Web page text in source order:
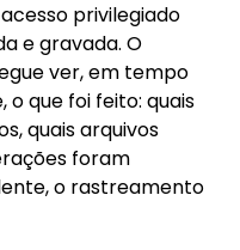
privilegiado
e gravada. O
ver, em tempo
que foi feito: quais
quais arquivos
foram
o rastreamento